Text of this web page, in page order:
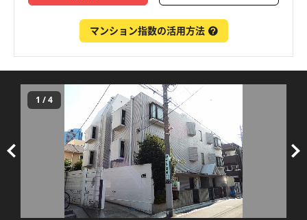
マンション指数の活用方法
1 /4